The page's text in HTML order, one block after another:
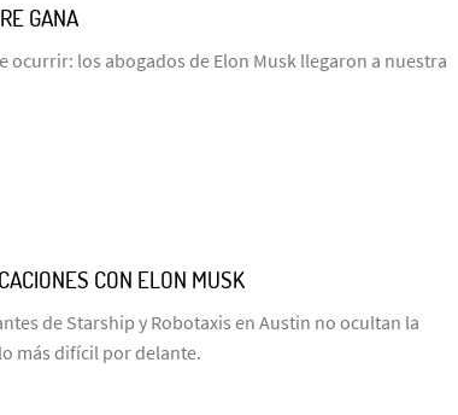
GANA
ocurrir: los abogados de Elon Musk llegaron a nuestra
CON ELON MUSK
de Starship y Robotaxis en Austin no ocultan la
más difícil por delante.